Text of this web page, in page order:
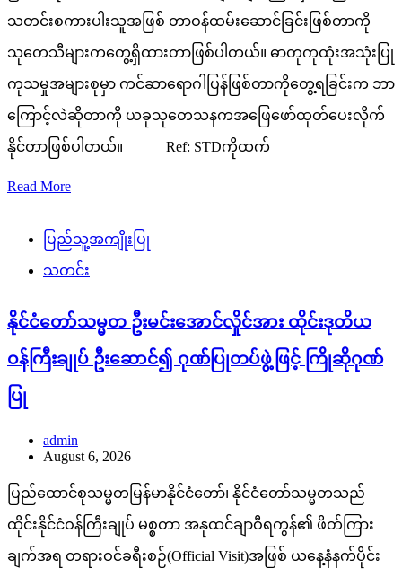
သတင်းစကားပါးသူအဖြစ် တာဝန်ထမ်းဆောင်ခြင်းဖြစ်တာကို
သုတေသီများကတွေ့ရှိထားတာဖြစ်ပါတယ်။ ဓာတုကုထုံးအသုံးပြု
ကုသမှုအများစုမှာ ကင်ဆာရောဂါပြန်ဖြစ်တာကိုတွေ့ရခြင်းက ဘာ
ကြောင့်လဲဆိုတာကို ယခုသုတေသနကအဖြေဖော်ထုတ်ပေးလိုက်
နိုင်တာဖြစ်ပါတယ်။ Ref: STDကိုထက်
Read More
ပြည်သူ့အကျိုးပြု
သတင်း
နိုင်ငံတော်သမ္မတ ဦးမင်းအောင်လှိုင်အား ထိုင်းဒုတိယ
ဝန်ကြီးချုပ် ဦးဆောင်၍ ဂုဏ်ပြုတပ်ဖွဲ့ဖြင့် ကြိုဆိုဂုဏ်
ပြု
admin
August 6, 2026
ပြည်ထောင်စုသမ္မတမြန်မာနိုင်ငံတော်၊ နိုင်ငံတော်သမ္မတသည်
ထိုင်းနိုင်ငံဝန်ကြီးချုပ် မစ္စတာ အနုထင်ချာဝီရကွန်၏ ဖိတ်ကြား
ချက်အရ တရားဝင်ခရီးစဉ်(Official Visit)အဖြစ် ယနေ့နံနက်ပိုင်း